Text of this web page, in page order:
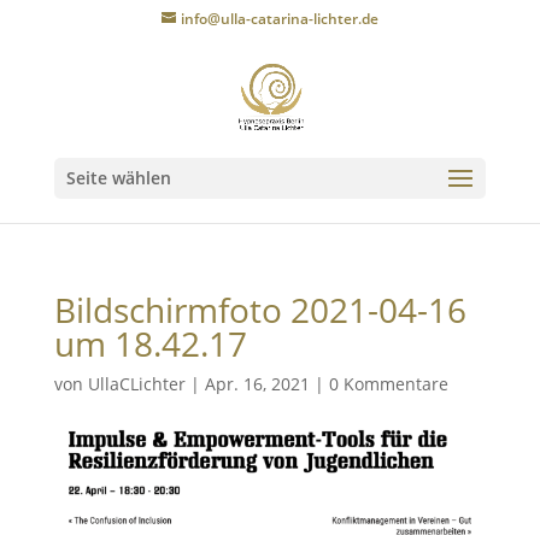
info@ulla-catarina-lichter.de
Seite wählen
Bildschirmfoto 2021-04-16
um 18.42.17
von UllaCLichter| Apr. 16, 2021 | 0 Kommentare